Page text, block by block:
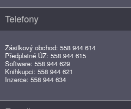
Telefony
Zásilkový obchod: 558 944 614
Předplatné ÚZ: 558 944 615
Software: 558 944 629
Knihkupci: 558 944 621
Inzerce: 558 944 634